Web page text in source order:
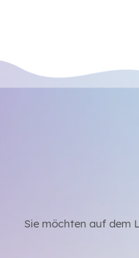
Sie möchten auf dem